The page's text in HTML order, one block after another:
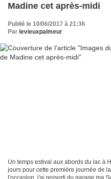
Madine cet après-midi
Publié le 10/06/2017 à 21:36
Par levieuxpalmeur
Un temps estival aux abords du lac à
jours pour cette première journée de
l'occasion, j'ai ressorti du garage ma